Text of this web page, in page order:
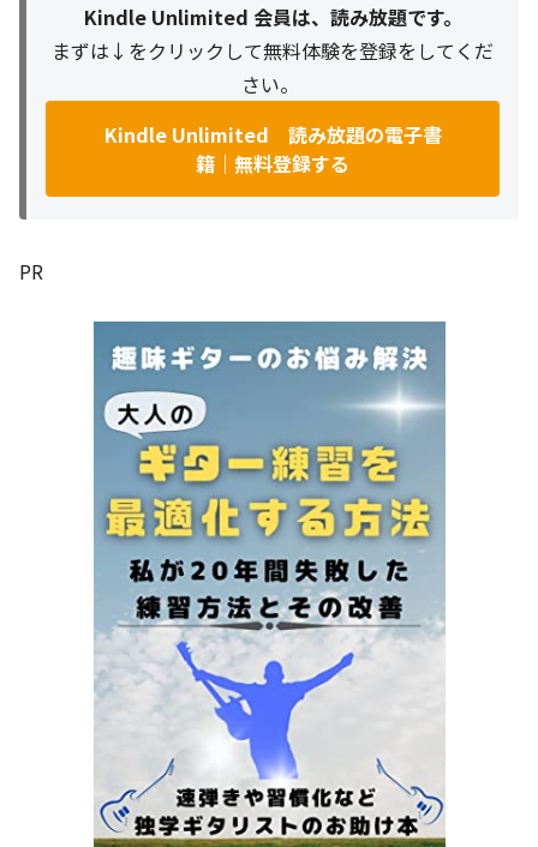
Kindle Unlimited 会員は、読み放題です。
まずは↓をクリックして無料体験を登録をしてくだ
さい。
Kindle Unlimited 読み放題の電子書
籍｜無料登録する
PR